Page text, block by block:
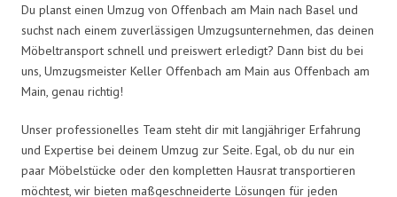
Du planst einen Umzug von Offenbach am Main nach Basel und
suchst nach einem zuverlässigen Umzugsunternehmen, das deinen
Möbeltransport schnell und preiswert erledigt? Dann bist du bei
uns, Umzugsmeister Keller Offenbach am Main aus Offenbach am
Main, genau richtig!
Unser professionelles Team steht dir mit langjähriger Erfahrung
und Expertise bei deinem Umzug zur Seite. Egal, ob du nur ein
paar Möbelstücke oder den kompletten Hausrat transportieren
möchtest, wir bieten maßgeschneiderte Lösungen für jeden